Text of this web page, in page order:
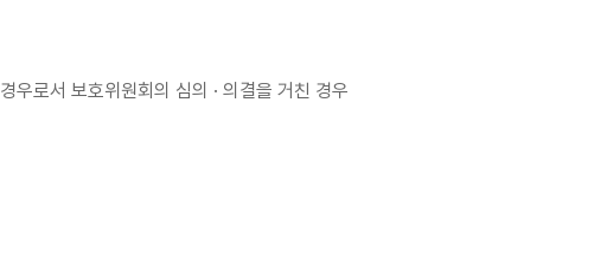
우로서 보호위원회의 심의 · 의결을 거친 경우